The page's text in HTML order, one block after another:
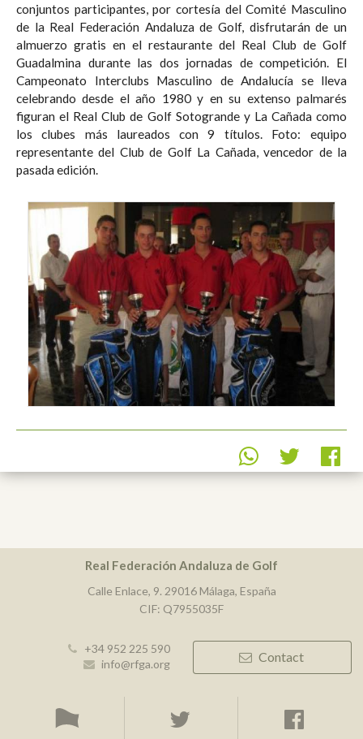
conjuntos participantes, por cortesía del Comité Masculino
de la Real Federación Andaluza de Golf, disfrutarán de un
almuerzo gratis en el restaurante del Real Club de Golf
Guadalmina durante las dos jornadas de competición. El
Campeonato Interclubs Masculino de Andalucía se lleva
celebrando desde el año 1980 y en su extenso palmarés
figuran el Real Club de Golf Sotogrande y La Cañada como
los clubes más laureados con 9 títulos. Foto: equipo
representante del Club de Golf La Cañada, vencedor de la
pasada edición.
Real Federación Andaluza de Golf
Calle Enlace, 9. 29016 Málaga, España
CIF: Q7955035F
+34 952 225 590
info@rfga.org
Contact